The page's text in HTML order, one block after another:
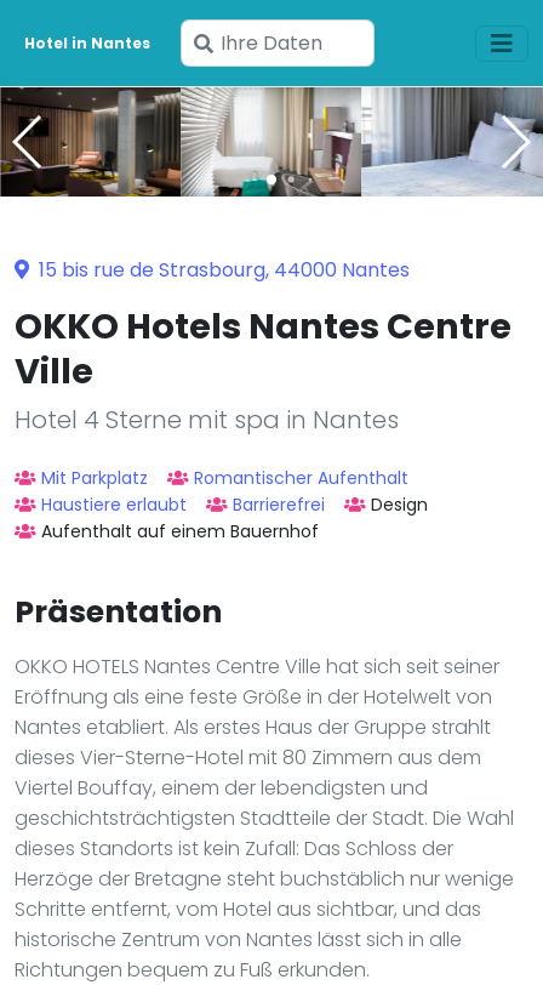
Hotel in Nantes
Geben
Sie
Ihre
Daten
ein
15 bis rue de Strasbourg, 44000 Nantes
OKKO Hotels Nantes Centre
Ville
Hotel 4 Sterne mit spa in Nantes
Mit Parkplatz
Romantischer Aufenthalt
Haustiere erlaubt
Barrierefrei
Design
Aufenthalt auf einem Bauernhof
Präsentation
OKKO HOTELS Nantes Centre Ville hat sich seit seiner
Eröffnung als eine feste Größe in der Hotelwelt von
Nantes etabliert. Als erstes Haus der Gruppe strahlt
dieses Vier-Sterne-Hotel mit 80 Zimmern aus dem
Viertel Bouffay, einem der lebendigsten und
geschichtsträchtigsten Stadtteile der Stadt. Die Wahl
dieses Standorts ist kein Zufall: Das Schloss der
Herzöge der Bretagne steht buchstäblich nur wenige
Schritte entfernt, vom Hotel aus sichtbar, und das
historische Zentrum von Nantes lässt sich in alle
Richtungen bequem zu Fuß erkunden.